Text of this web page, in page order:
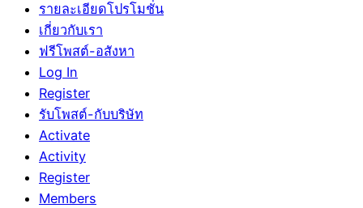
รายละเอียดโปรโมชั่น
เกี่ยวกับเรา
ฟรีโพสต์-อสังหา
Log In
Register
รับโพสต์-กับบริษัท
Activate
Activity
Register
Members